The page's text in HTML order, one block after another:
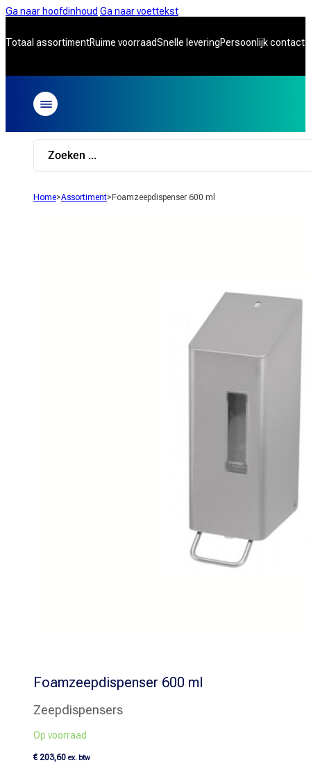
Ga naar hoofdinhoud Ga naar voettekst
Totaal assortimentRuime voorraadSnelle leveringPersoonlijk contact
Search
Home>Assortiment> Foamzeepdispenser 600 ml
Foamzeepdispenser 600 ml
Zeepdispensers
Op voorraad
€203,60 ex. btw